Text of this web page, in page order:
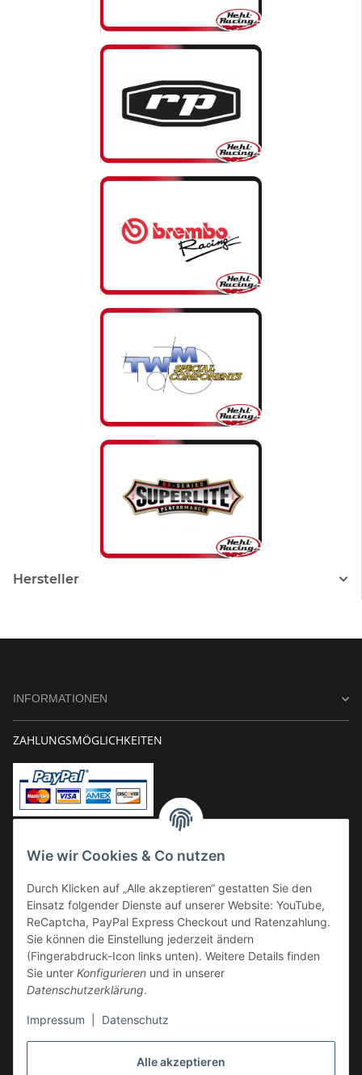
Alle akzeptieren
Wie wir Cookies & Co nutzen
Durch Klicken auf „Alle akzeptieren“ gestatten Sie den
Einsatz folgender Dienste auf unserer Website: YouTube,
ReCaptcha, PayPal Express Checkout und Ratenzahlung.
Sie können die Einstellung jederzeit ändern
(Fingerabdruck-Icon links unten). Weitere Details finden
Sie unter Konfigurieren und in unserer
Datenschutzerklärung.
Impressum Datenschutz
Hersteller
INFORMATIONEN
ZAHLUNGSMÖGLICHKEITEN
Kauf auf Rechnung
VERSAND